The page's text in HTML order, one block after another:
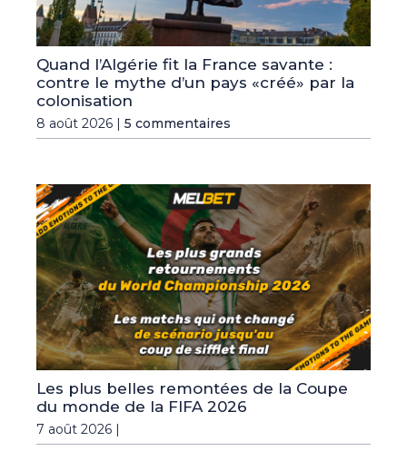
Quand l’Algérie fit la France savante :
contre le mythe d’un pays «créé» par la
colonisation
8 août 2026 | 5 commentaires
Les plus belles remontées de la Coupe
du monde de la FIFA 2026
7 août 2026 |